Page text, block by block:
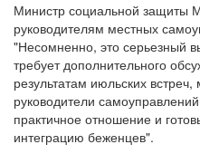
Министр социальной защиты
руководителям местных
"Несомненно, это серьезный
требует дополнительного
результатам июльских
руководители
практичное отношение и
интеграцию беженцев".